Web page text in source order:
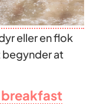
eller en flok
begynder at
breakfast